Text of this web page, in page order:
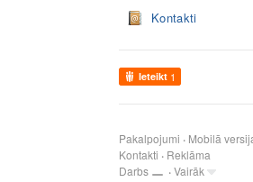
Kontakti
Ieteikt 1
Pakalpojumi Mobilā
Kontakti
Reklāma
Darbs
Vairāk